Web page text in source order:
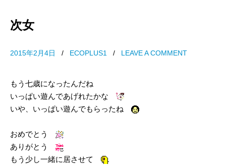
次女
2015年2月4日 / ECOPLUS1 / LEAVE A COMMENT
もう七歳になったんだね
いっぱい遊んであげれたかな
いや、いっぱい遊んでもらったね
おめでとう
ありがとう
もう少し一緒に居させて